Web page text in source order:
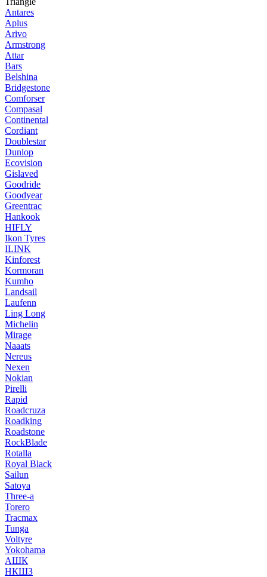
Antares
Aplus
Arivo
Armstrong
Attar
Bars
Belshina
Bridgestone
Comforser
Compasal
Continental
Cordiant
Doublestar
Dunlop
Ecovision
Gislaved
Goodride
Goodyear
Greentrac
Hankook
HIFLY
Ikon Tyres
ILINK
Kinforest
Kormoran
Kumho
Landsail
Laufenn
Ling Long
Michelin
Mirage
Naaats
Nereus
Nexen
Nokian
Pirelli
Rapid
Roadcruza
Roadking
Roadstone
RockBlade
Rotalla
Royal Black
Sailun
Satoya
Three-a
Torero
Tracmax
Tunga
Voltyre
Yokohama
АШК
НКШЗ